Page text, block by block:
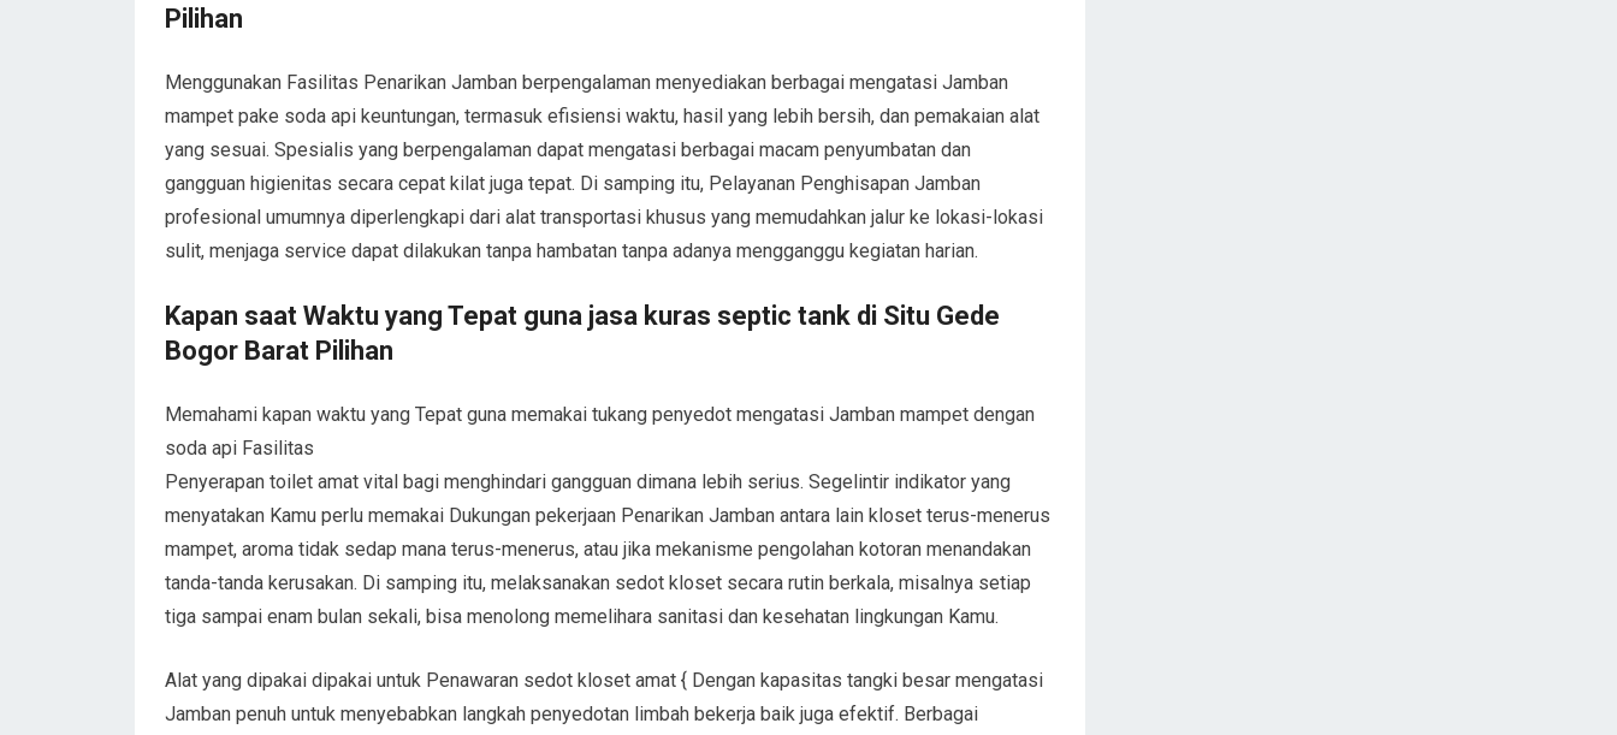
Pilihan
Menggunakan Fasilitas Penarikan Jamban berpengalaman menyediakan berbagai mengatasi Jamban
mampet pake soda api keuntungan, termasuk efisiensi waktu, hasil yang lebih bersih, dan pemakaian alat
yang sesuai. Spesialis yang berpengalaman dapat mengatasi berbagai macam penyumbatan dan
gangguan higienitas secara cepat kilat juga tepat. Di samping itu, Pelayanan Penghisapan Jamban
profesional umumnya diperlengkapi dari alat transportasi khusus yang memudahkan jalur ke lokasi-lokasi
sulit, menjaga service dapat dilakukan tanpa hambatan tanpa adanya mengganggu kegiatan harian.
Kapan saat Waktu yang Tepat guna jasa kuras septic tank di Situ Gede
Bogor Barat Pilihan
Memahami kapan waktu yang Tepat guna memakai tukang penyedot mengatasi Jamban mampet dengan
soda api Fasilitas
Penyerapan toilet amat vital bagi menghindari gangguan dimana lebih serius. Segelintir indikator yang
menyatakan Kamu perlu memakai Dukungan pekerjaan Penarikan Jamban antara lain kloset terus-menerus
mampet, aroma tidak sedap mana terus-menerus, atau jika mekanisme pengolahan kotoran menandakan
tanda-tanda kerusakan. Di samping itu, melaksanakan sedot kloset secara rutin berkala, misalnya setiap
tiga sampai enam bulan sekali, bisa menolong memelihara sanitasi dan kesehatan lingkungan Kamu.
Alat yang dipakai dipakai untuk Penawaran sedot kloset amat { Dengan kapasitas tangki besar mengatasi
Jamban penuh untuk menyebabkan langkah penyedotan limbah bekerja baik juga efektif. Berbagai